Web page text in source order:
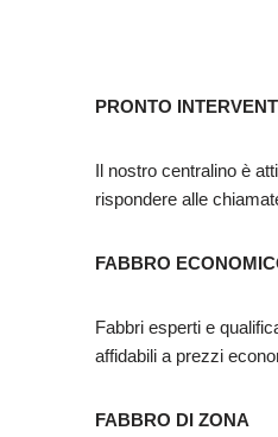
PRONTO
Il nostro centralino è
rispondere alle
FABBRO
Fabbri esperti e
affidabili a prezzi
FABBRO DI ZONA